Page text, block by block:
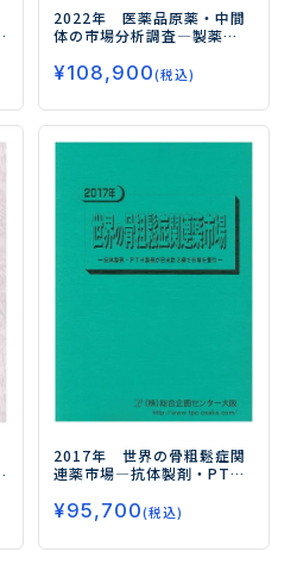
2022年 医薬品原薬・中間
体の市場分析調査―製薬
国内回帰で市場は活発化―
¥108,900(税込)
2017年 世界の骨粗鬆症関
連薬市場―抗体製剤・PTH
引―
¥95,700(税込)